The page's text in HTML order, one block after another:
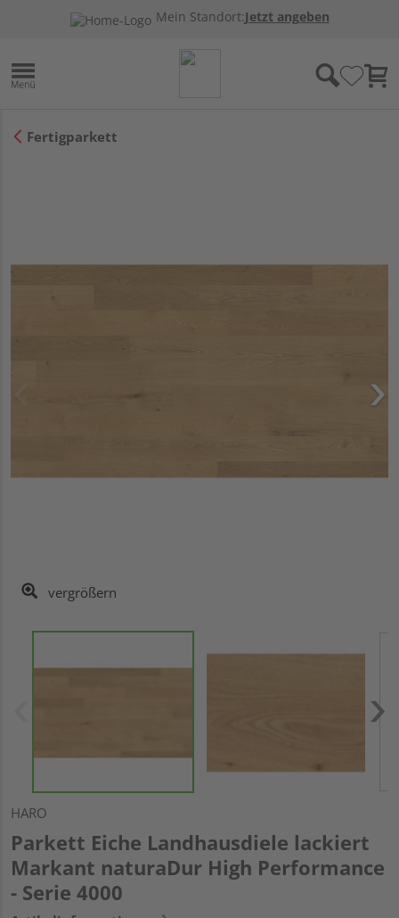
Mein Standort:Jetzt angeben
Fertigparkett
vergrößern
HARO
Parkett Eiche Landhausdiele lackiert
Markant naturaDur High Performance
- Serie 4000